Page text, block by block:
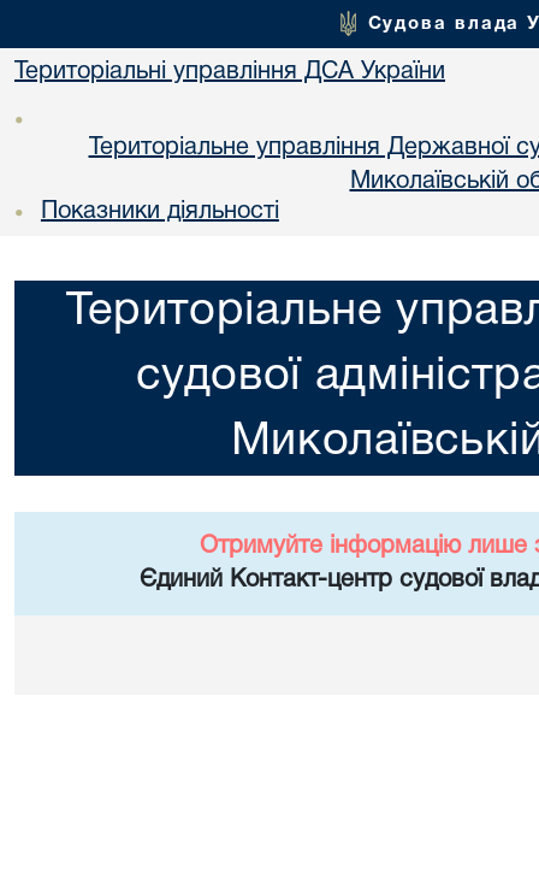
Судова влада
Територіальні управління ДСА України
•
Територіальне управління Державної
Миколаївській
• Показники діяльності
Територіальне
судової
Отримуйте інформацію лише
Єдиний Контакт-центр судової